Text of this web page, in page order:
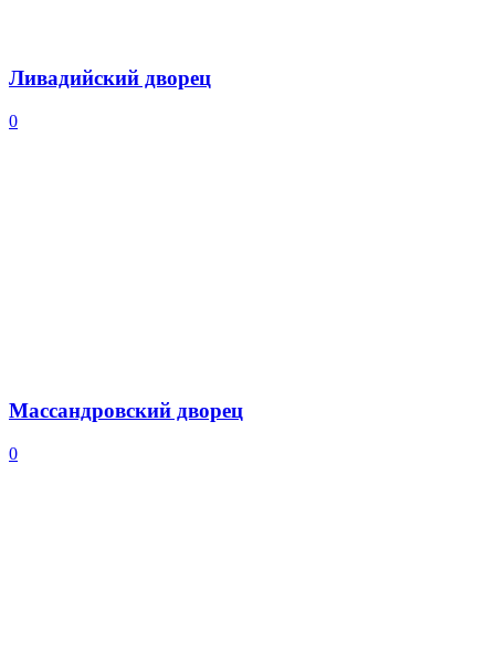
Ливадийский дворец
0
Массандровский дворец
0